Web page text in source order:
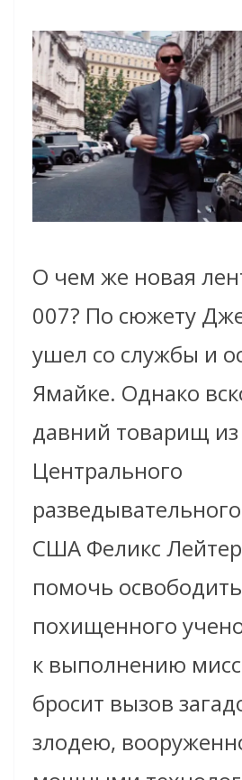
О чем же новая
007? По сюжету
ушел со службы и
Ямайке. Однако
давний товарищ из
Центрального
США Феликс Лейтер
помочь освободить
похищенного
к выполнению
бросит вызов
злодею,